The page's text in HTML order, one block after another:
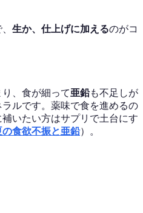
生か、仕上げに加えるのがコ
、食が細って亜鉛も不足しが
ルです。薬味で食を進めるの
いたい方はサプリで土台にす
の食欲不振と亜鉛）。